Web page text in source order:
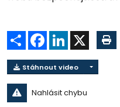
Sdílet Facebook
LinkedIn
Stáhnout video
Nahlásit chybu